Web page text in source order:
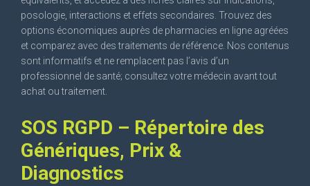
posologie, interactions et effets secondaires. Trouvez des
options économiques auprès de pharmacies en ligne agréées
et comparez avec des traitements de référence. Nos contenus
sont informatifs et ne remplacent pas l’avis d’un
professionnel de santé; consultez votre médecin avant tout
achat ou traitement.
SOS RGPD – Répertoire des
Génériques, Prix &
Diagnostics